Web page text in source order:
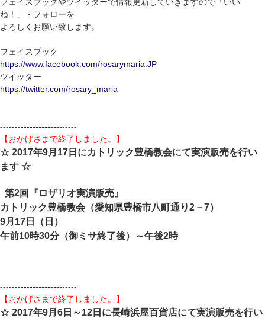
ね！」・フォローを
よろしくお願い致します。
フェイスブック
https://www.facebook.com/rosarymaria.JP
ツイッター
https://twitter.com/rosary_maria
--------------------------
【おかげさまで終了しました。】
☆ 2017年9月17日にカトリック豊橋教会にて実演販売を行い
ます ☆
第2回『ロザリオ実演販売』
カトリック豊橋教会（愛知県豊橋市八町通り2－7）
9月17日（日）
午前10時30分（御ミサ終了後）～午後2時
--------------------------
【おかげさまで終了しました。】
☆ 2017年9月6日～12日に長崎浜屋百貨店にて実演販売を行い